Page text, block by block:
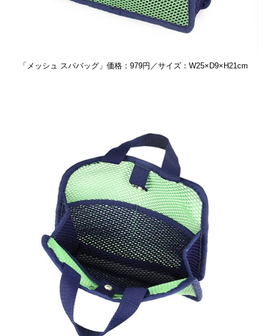
「メッシュ スパバッグ」価格：979円／サイズ：W25×D9×H21cm